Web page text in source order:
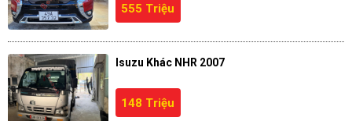
555 Triệu
Isuzu Khác NHR 2007
148 Triệu